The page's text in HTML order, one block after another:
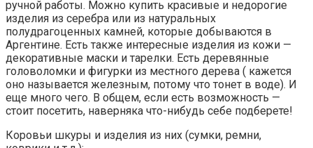
ручной работы. Можно купить красивые и недорогие
изделия из серебра или из натуральных
полудрагоценных камней, которые добываются в
Аргентине. Есть также интересные изделия из кожи —
декоративные маски и тарелки. Есть деревянные
головоломки и фигурки из местного дерева ( кажется
оно называется железным, потому что тонет в воде). И
еще много чего. В общем, если есть возможность —
стоит посетить, наверняка что-нибудь себе подберете!
Коровьи шкуры и изделия из них (сумки, ремни,